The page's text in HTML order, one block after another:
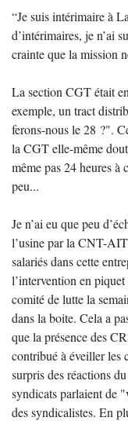
“Je suis intérimaire à
d’intérimaires, je n’ai
crainte que la mission
La section CGT était
exemple, un tract
ferons-nous le 28 ?".
la CGT elle-même
même pas 24 heures à
peu...
Je n’ai eu que peu
l’usine par la CNT-
salariés dans cette
l’intervention en
comité de lutte la
dans la boite. Cela a
que la présence des
contribué à éveiller les
surpris des réactions
syndicats parlaient de
des syndicalistes. En